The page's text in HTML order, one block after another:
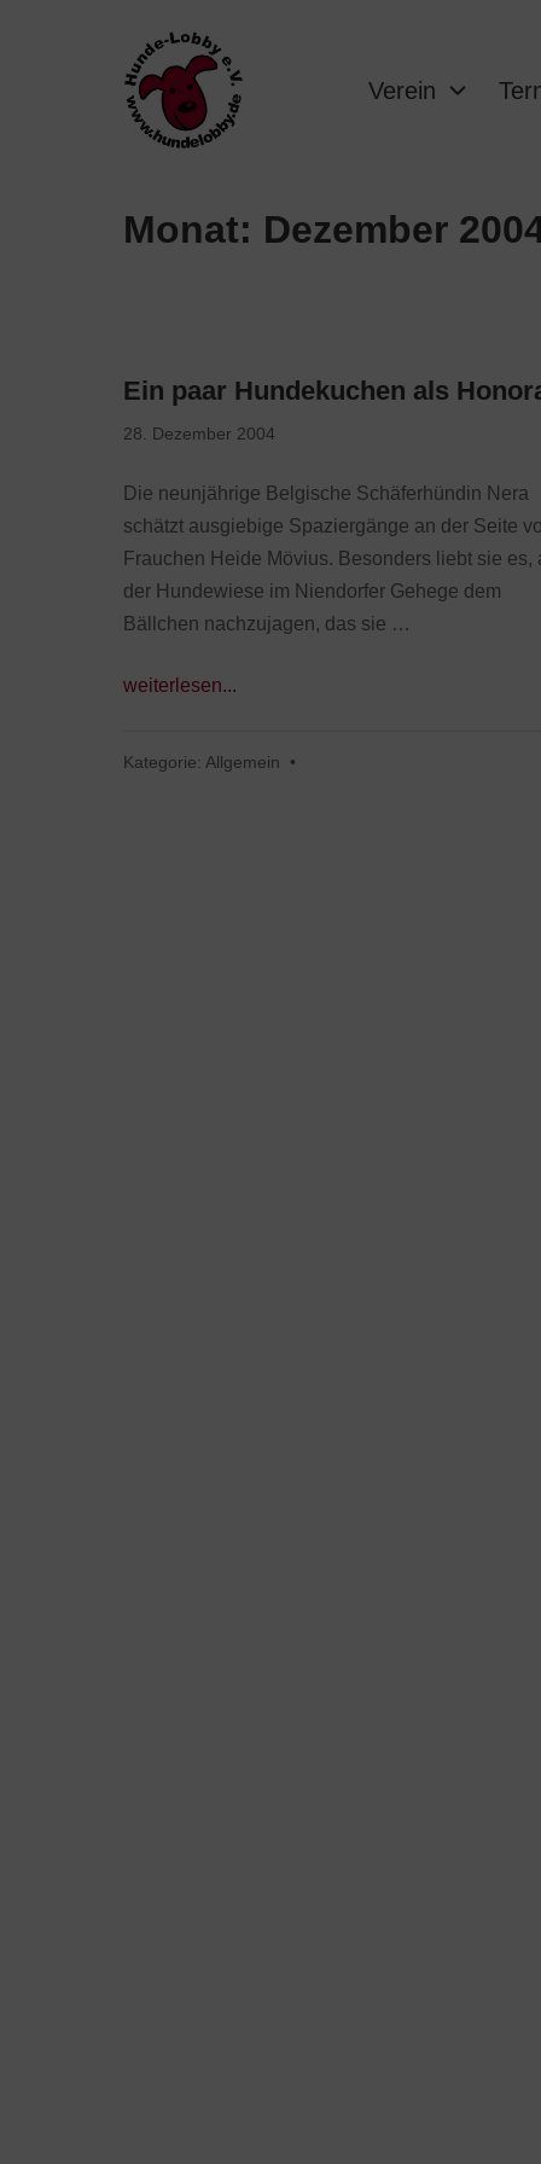
Verein
Monat: Dezember
Ein paar Hundekuchen als
28. Dezember 2004
Die neunjährige Belgische Schäferhündin Nera
schätzt ausgiebige Spaziergänge an der Seite
Frauchen Heide Mövius. Besonders liebt sie es,
der Hundewiese im Niendorfer Gehege dem
Bällchen nachzujagen, das sie …
weiterlesen...
Kategorie: Allgemein •